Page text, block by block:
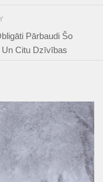
Pārbaudi Šo
Un Citu Dzīvības